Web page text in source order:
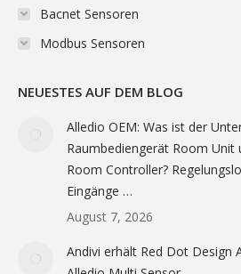
Bacnet Sensoren
Modbus Sensoren
NEUESTES AUF DEM BLOG
Alledio OEM: Was ist der
Raumbediengerät Room Unit
Room Controller?
Eingänge …
August 7, 2026
Andivi erhält Red Dot Design